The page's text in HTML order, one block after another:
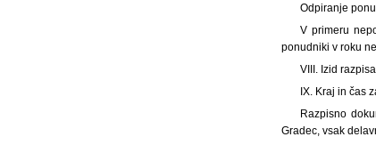
Odpiranje
V primeru
ponudniki v roku
VIII. Izid
IX. Kraj in čas
Razpisno
Gradec, vsak